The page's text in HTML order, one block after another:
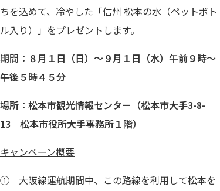
ちを込めて、冷やした「信州 松本の水（ペットボト
ル入り）」をプレゼントします。
期間：８月１日（日）～９月１日（水）午前９時～
午後５時４５分
場所：松本市観光情報センター（松本市大手3-8-
13 松本市役所大手事務所１階）
キャンペーン概要
① 大阪線運航期間中、この路線を利用して松本を